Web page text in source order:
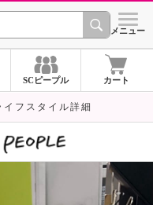
シメニュー
SCピープル カート
フスタイル詳細